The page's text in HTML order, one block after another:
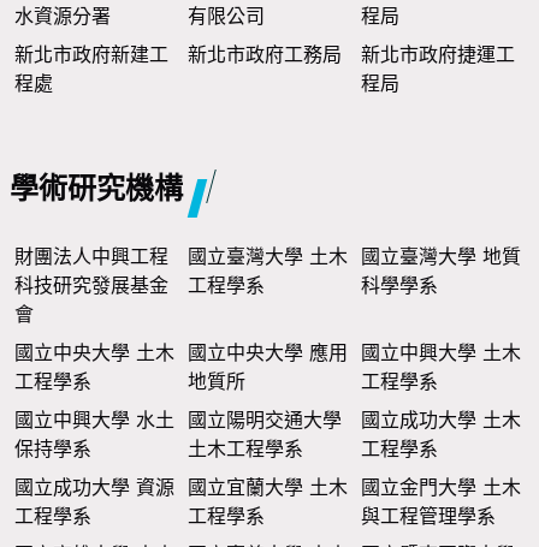
水資源分署
有限公司
程局
新北市政府新建工
程處
新北市政府工務局
新北市政府捷運工
程局
學術研究機構
財團法人中興工程
科技研究發展基金
會
國立臺灣大學 土木
工程學系
國立臺灣大學 地質
科學學系
國立中央大學 土木
工程學系
國立中央大學 應用
地質所
國立中興大學 土木
工程學系
國立中興大學 水土
保持學系
國立陽明交通大學
土木工程學系
國立成功大學 土木
工程學系
國立成功大學 資源
工程學系
國立宜蘭大學 土木
工程學系
國立金門大學 土木
與工程管理學系